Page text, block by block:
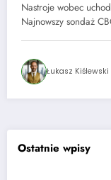
Nastroje wobec
Najnowszy sondaż
Łukasz Kiślewski
Ostatnie wpisy